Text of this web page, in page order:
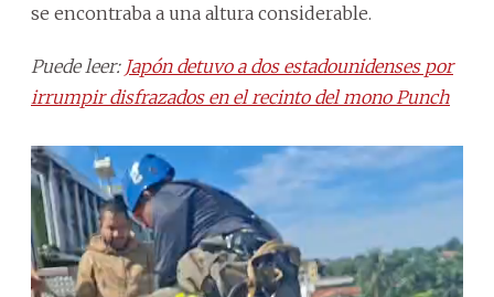
se encontraba a una altura considerable.
Puede leer: Japón detuvo a dos estadounidenses por
irrumpir disfrazados en el recinto del mono Punch